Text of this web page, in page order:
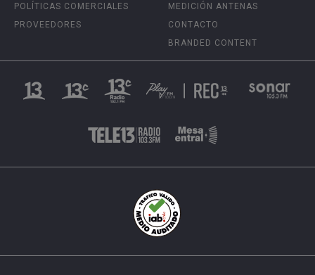
POLÍTICAS COMERCIALES
PROVEEDORES
MEDICIÓN ANTENAS
CONTACTO
BRANDED CONTENT